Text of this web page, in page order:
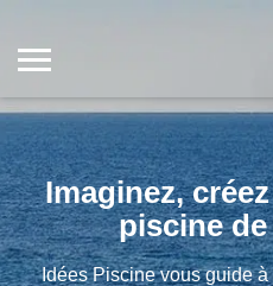
Imaginez,
piscine
Idées Piscine vous guide